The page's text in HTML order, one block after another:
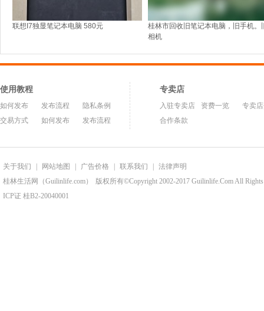
联想I7独显笔记本电脑 580元
桂林市回收旧笔记本电脑，旧手机。
相机
使用教程
如何发布 发布流程
隐私条例
交易方式
如何发布 发布流程
专卖店
入驻专卖店 资费一览
专卖
合作条款
关于我们 网站地图 广告价格 联系我们
法律声明
桂林生活网（Guilinlife.com）
版权所有©Copyright 2002-2017 Guilinlife.Com All Rights
ICP证 桂B2-20040001